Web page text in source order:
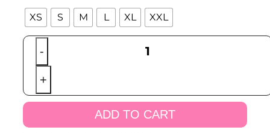
XS S M L XL XXL
-
Bolzano
+
ADD TO CART